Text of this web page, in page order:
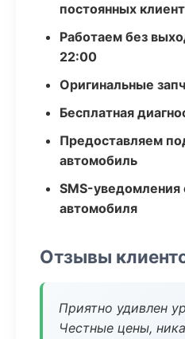
постоянных
Работаем без
22:00
Оригинальные
Бесплатная
Предоставляем
автомобиль
SMS-уведомления
автомобиля
Отзывы
Приятно удивлен
Честные цены,